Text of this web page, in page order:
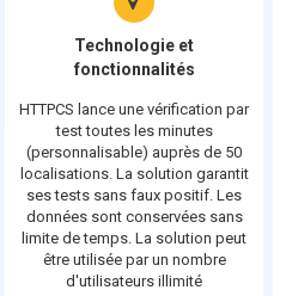
Technologie et
fonctionnalités
HTTPCS lance une vérification par
test toutes les minutes
(personnalisable) auprès de 50
localisations. La solution garantit
ses tests sans faux positif. Les
données sont conservées sans
limite de temps. La solution peut
être utilisée par un nombre
d'utilisateurs illimité